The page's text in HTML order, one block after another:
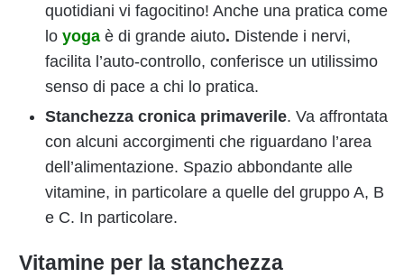
quotidiani vi fagocitino! Anche una pratica come
lo yoga è di grande aiuto. Distende i nervi,
facilita l’auto-controllo, conferisce un utilissimo
senso di pace a chi lo pratica.
Stanchezza cronica primaverile. Va affrontata
con alcuni accorgimenti che riguardano l’area
dell’alimentazione. Spazio abbondante alle
vitamine, in particolare a quelle del gruppo A, B
e C. In particolare.
Vitamine per la stanchezza